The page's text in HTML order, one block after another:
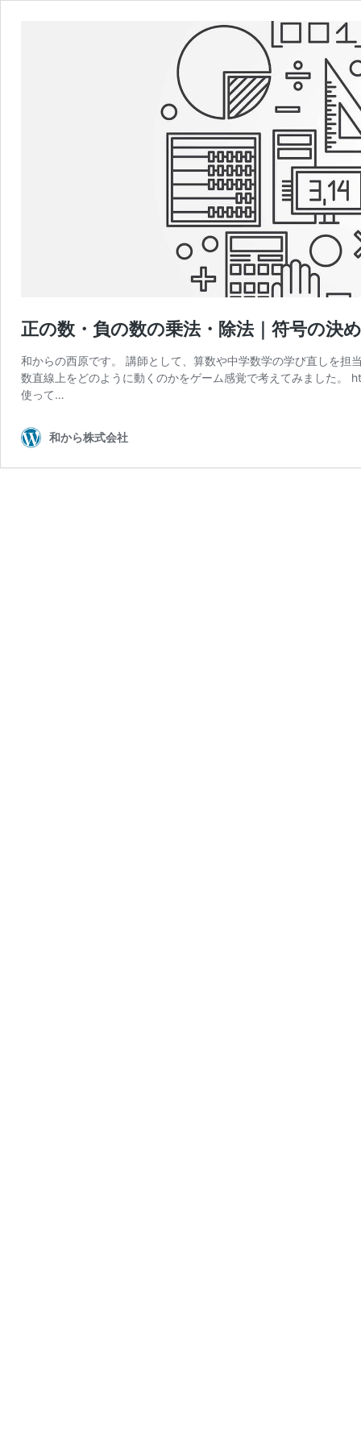
正の数・負の数の乗法・除法｜符号の決
和からの西原です。 講師として、算数や中学数学の学び直しを
数直線上をどのように動くのかをゲーム感覚で考えてみました
使って…
和から株式会社